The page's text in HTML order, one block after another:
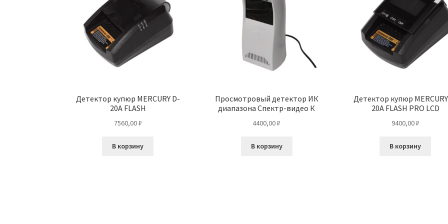
Детектор купюр MERCURY D-
20A FLASH
7560,00₽
В корзину
Просмотровый детектор ИК
диапазона Спектр-видео К
4400,00₽
В корзину
Детектор купюр
20A FLASH PRO LCD
9400,00₽
В корзину